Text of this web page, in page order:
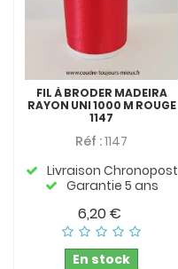
FIL À BRODER MADEIRA
RAYON UNI 1000 M ROUGE
1147
Réf :1147
Livraison Chronopost
Garantie 5 ans
6,20 €
En stock